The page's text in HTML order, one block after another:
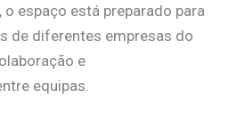
espaço está preparado para
de diferentes empresas do
e
equipas.